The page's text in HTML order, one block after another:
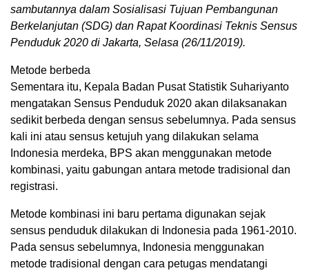
sambutannya dalam Sosialisasi Tujuan Pembangunan
Berkelanjutan (SDG) dan Rapat Koordinasi Teknis Sensus
Penduduk 2020 di Jakarta, Selasa (26/11/2019).
Metode berbeda
Sementara itu, Kepala Badan Pusat Statistik Suhariyanto
mengatakan Sensus Penduduk 2020 akan dilaksanakan
sedikit berbeda dengan sensus sebelumnya. Pada sensus
kali ini atau sensus ketujuh yang dilakukan selama
Indonesia merdeka, BPS akan menggunakan metode
kombinasi, yaitu gabungan antara metode tradisional dan
registrasi.
Metode kombinasi ini baru pertama digunakan sejak
sensus penduduk dilakukan di Indonesia pada 1961-2010.
Pada sensus sebelumnya, Indonesia menggunakan
metode tradisional dengan cara petugas mendatangi